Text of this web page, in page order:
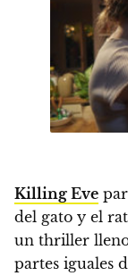
Killing Eve
del gato y el
un thriller
partes iguales